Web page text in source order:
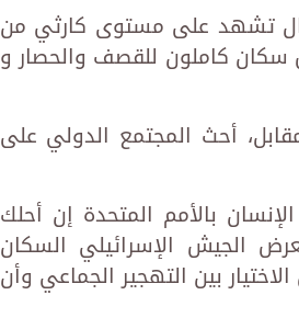
تشهد على مستوى كارثي من
سكان كاملون للقصف والحصار و
أحث المجتمع الدولي على
بالأمم المتحدة إن أحلك
الجيش الإسرائيلي السكان
بين التهجير الجماعي وأن